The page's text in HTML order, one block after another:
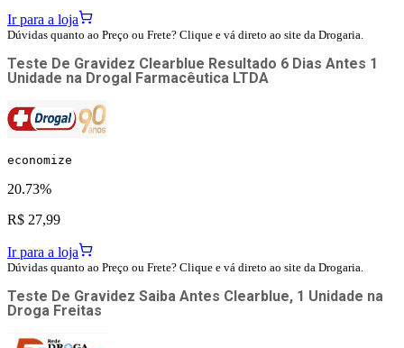
Ir para a loja
Dúvidas quanto ao Preço ou Frete? Clique e vá direto ao site da Drogaria.
Teste De Gravidez Clearblue Resultado 6 Dias Antes 1
Unidade na Drogal Farmacêutica LTDA
economize
20.73%
R$ 27,99
Ir para a loja
Dúvidas quanto ao Preço ou Frete? Clique e vá direto ao site da Drogaria.
Teste De Gravidez Saiba Antes Clearblue, 1 Unidade na
Droga Freitas